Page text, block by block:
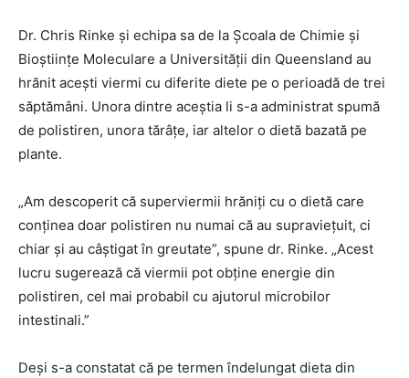
Dr. Chris Rinke și echipa sa de la Școala de Chimie și
Bioștiințe Moleculare a Universității din Queensland au
hrănit acești viermi cu diferite diete pe o perioadă de trei
săptămâni. Unora dintre aceștia li s-a administrat spumă
de polistiren, unora tărâțe, iar altelor o dietă bazată pe
plante.
„Am descoperit că superviermii hrăniți cu o dietă care
conținea doar polistiren nu numai că au supraviețuit, ci
chiar și au câștigat în greutate”, spune dr. Rinke. „Acest
lucru sugerează că viermii pot obține energie din
polistiren, cel mai probabil cu ajutorul microbilor
intestinali.”
Deși s-a constatat că pe termen îndelungat dieta din